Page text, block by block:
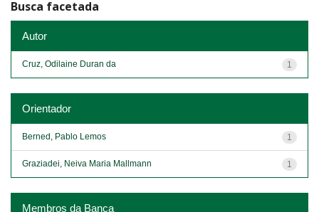
Busca facetada
Autor
1
Cruz, Odilaine Duran da
Orientador
1
Berned, Pablo Lemos
1
Graziadei, Neiva Maria Mallmann
Membros da Banca